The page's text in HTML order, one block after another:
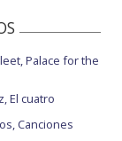
Palace for the
El cuatro
Canciones